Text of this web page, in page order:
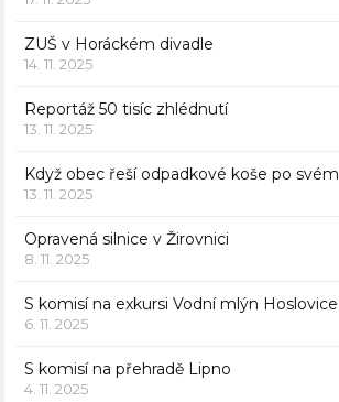
ZUŠ v Horáckém divadle
14. 11. 2025
Reportáž 50 tisíc zhlédnutí
13. 11. 2025
Když obec řeší odpadkové koše po svém
13. 11. 2025
Opravená silnice v Žirovnici
8. 11. 2025
S komisí na exkursi Vodní mlýn Hoslovice
6. 11. 2025
S komisí na přehradě Lipno
4. 11. 2025